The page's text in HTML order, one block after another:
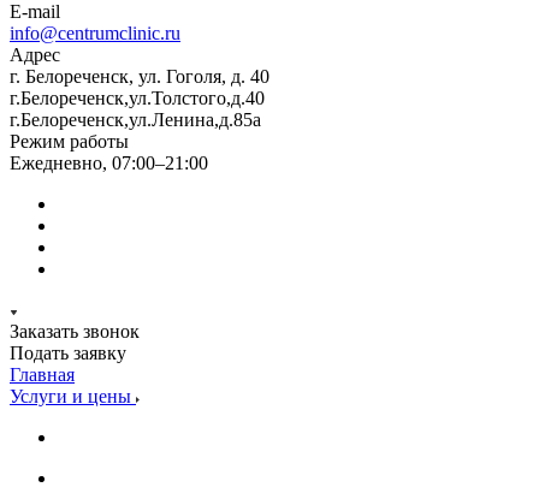
E-mail
info@centrumclinic.ru
Адрес
г. Белореченск, ул. Гоголя, д. 40
г.Белореченск,ул.Толстого,д.40
г.Белореченск,ул.Ленина,д.85а
Режим работы
Ежедневно, 07:00–21:00
Заказать звонок
Подать заявку
Главная
Услуги и цены